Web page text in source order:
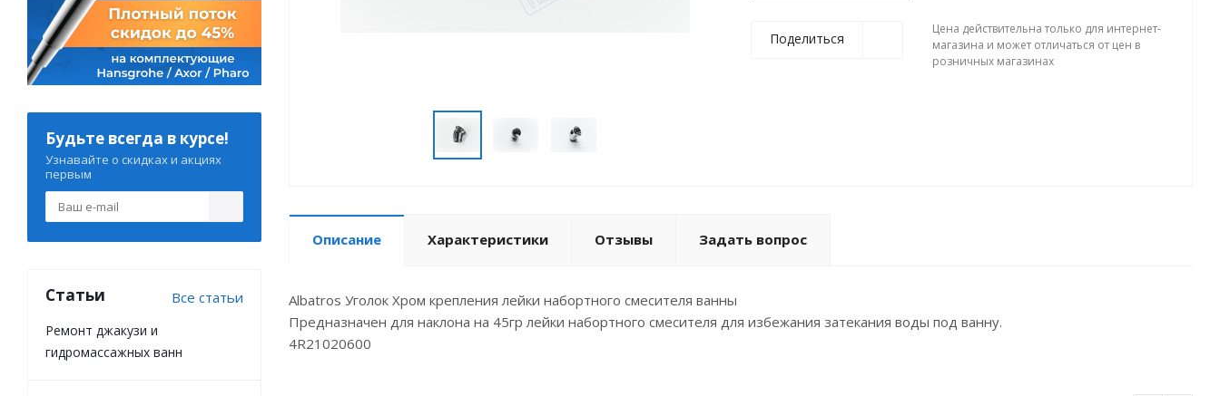
Поделиться
Цена действительна только для интернет-
магазина и может отличаться от цен в
розничных магазинах
Описание Характеристики Отзывы Задать вопрос
Albatros Уголок Хром крепления лейки набортного смесителя ванны
Предназначен для наклона на 45гр лейки набортного смесителя для избежания затекания воды под ванну.
4R21020600
Будьте всегда в курсе!
Узнавайте о скидках и акциях
первым
Статьи Все статьи
Ремонт джакузи и
гидромассажных ванн